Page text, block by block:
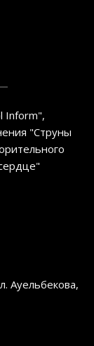
Inform",
"Струны
Ауельбекова,